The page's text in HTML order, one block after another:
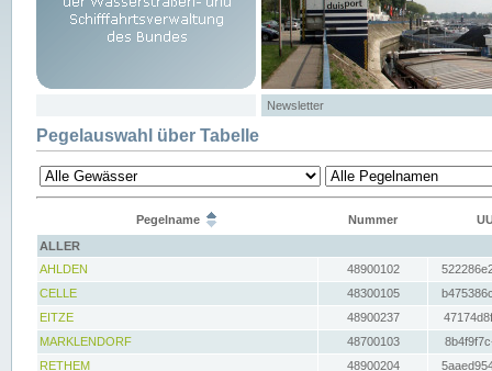
Newsletter
Pegelauswahl über Tabelle
Pegelname Nummer
ALLER
AHLDEN
48900102
CELLE
48300105
EITZE
48900237
MARKLENDORF
48700103
RETHEM
48900204